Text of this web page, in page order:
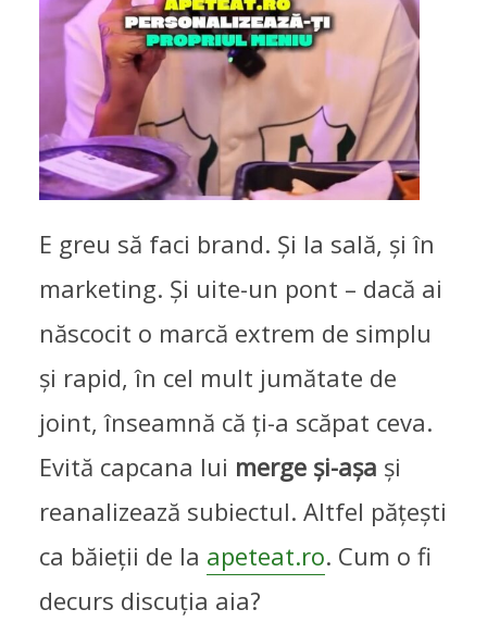
CRITICA RECLAMEI PURE:
MERGE ȘI-AȘA
DE PROFUNDIS,PUBLICITATI
16/11/2025
E greu să faci brand. Și la sală, și în
marketing. Și uite-un pont – dacă ai
născocit o marcă extrem de simplu
și rapid, în cel mult jumătate de
joint, înseamnă că ți-a scăpat ceva.
Evită capcana lui merge și-așa și
reanalizează subiectul. Altfel pățești
ca băieții de la apeteat.ro. Cum o fi
decurs discuția aia?